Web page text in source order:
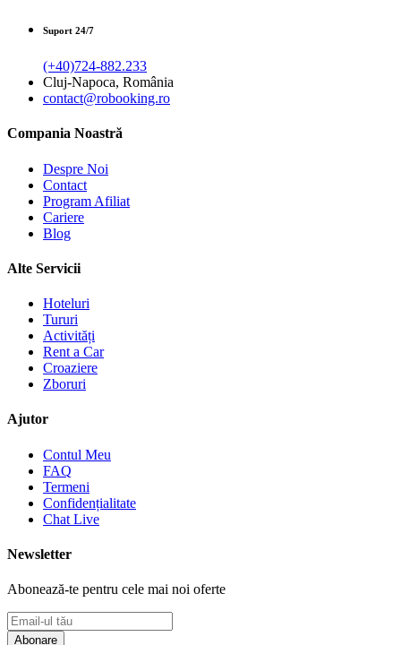
Suport 24/7
(+40)724-882.233
Cluj-Napoca, România
contact@robooking.ro
Compania Noastră
Despre Noi
Contact
Program Afiliat
Cariere
Blog
Alte Servicii
Hoteluri
Tururi
Activități
Rent a Car
Croaziere
Zboruri
Ajutor
Contul Meu
FAQ
Termeni
Confidențialitate
Chat Live
Newsletter
Abonează-te pentru cele mai noi oferte
Abonare